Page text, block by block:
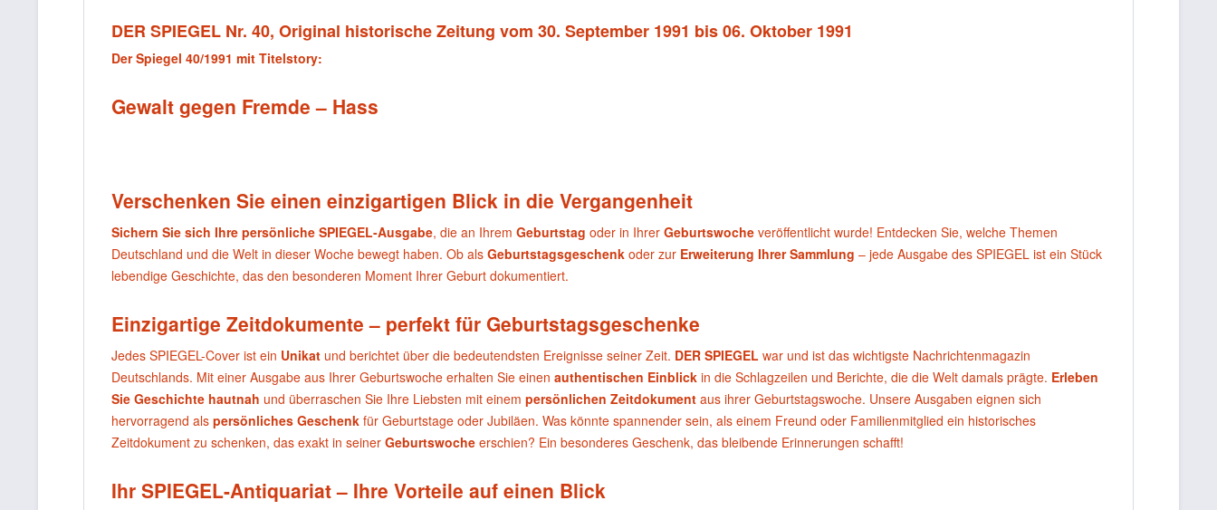
DER SPIEGEL Nr. 40, Original historische Zeitung vom 30. September 1991 bis 06. Oktober 1991
Der Spiegel 40/1991 mit Titelstory:
Gewalt gegen Fremde – Hass
Verschenken Sie einen einzigartigen Blick in die Vergangenheit
Sichern Sie sich Ihre persönliche SPIEGEL-Ausgabe, die an Ihrem Geburtstag oder in Ihrer Geburtswoche veröffentlicht wurde! Entdecken Sie, welche Themen
Deutschland und die Welt in dieser Woche bewegt haben. Ob als Geburtstagsgeschenk oder zur Erweiterung Ihrer Sammlung – jede Ausgabe des SPIEGEL ist ein Stück
lebendige Geschichte, das den besonderen Moment Ihrer Geburt dokumentiert.
Einzigartige Zeitdokumente – perfekt für Geburtstagsgeschenke
Jedes SPIEGEL-Cover ist ein Unikat und berichtet über die bedeutendsten Ereignisse seiner Zeit. DER SPIEGEL war und ist das wichtigste Nachrichtenmagazin
Deutschlands. Mit einer Ausgabe aus Ihrer Geburtswoche erhalten Sie einen authentischen Einblick in die Schlagzeilen und Berichte, die die Welt damals prägte. Erleben
Sie Geschichte hautnah und überraschen Sie Ihre Liebsten mit einem persönlichen Zeitdokument aus ihrer Geburtstagswoche. Unsere Ausgaben eignen sich
hervorragend als persönliches Geschenk für Geburtstage oder Jubiläen. Was könnte spannender sein, als einem Freund oder Familienmitglied ein historisches
Zeitdokument zu schenken, das exakt in seiner Geburtswoche erschien? Ein besonderes Geschenk, das bleibende Erinnerungen schafft!
Ihr SPIEGEL-Antiquariat – Ihre Vorteile auf einen Blick